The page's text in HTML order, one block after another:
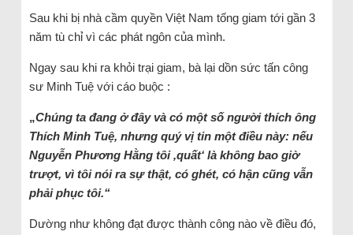
Sau khi bị nhà cầm quyền Việt Nam tống giam tới gần 3
năm tù chỉ vì các phát ngôn của mình.
Ngay sau khi ra khỏi trại giam, bà lại dồn sức tấn công
sư Minh Tuệ với cáo buộc :
„Chúng ta đang ở đây và có một số người thích ông
Thích Minh Tuệ, nhưng quý vị tin một điều này: nếu
Nguyễn Phương Hằng tôi ‚quất‘ là không bao giờ
trượt, vì tôi nói ra sự thật, có ghét, có hận cũng vẫn
phải phục tôi.“
Dường như không đạt được thành công nào về điều đó,